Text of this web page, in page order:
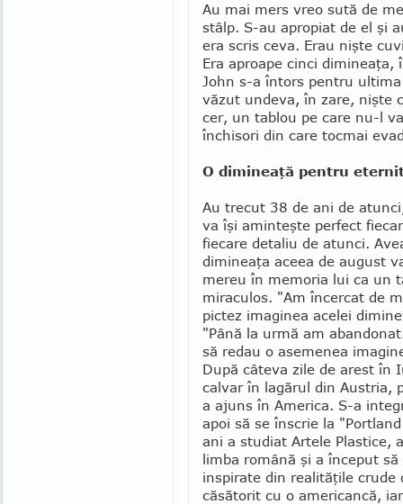
Au mai mers vreo sută de
stâlp. S-au apropiat de el şi
era scris ceva. Erau nişte
Era aproape cinci
John s-a întors pentru
văzut undeva, în zare, nişte
cer, un tablou pe care nu-l
închisori din care tocmai
O dimineaţă pentru
Au trecut 38 de ani de
va îşi aminteşte perfect
fie­care detaliu de atunci.
dimi­neaţa aceea de august
mereu în me­mo­ria lui ca un
miraculos. "Am în­cercat de
pictez imaginea acelei
"Pâ­nă la urmă am
să re­dau o asemenea
După câteva zile de arest în
calvar în lagărul din Austria,
a ajuns în Ame­rica. S-a
apoi să se înscrie la
ani a studiat Artele Plastice,
limba română şi a început
inspi­rate din realităţile crude
căsătorit cu o americancă,